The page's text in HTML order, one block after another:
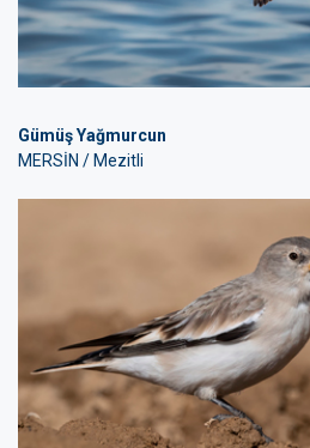
Gümüş Yağmurcun
MERSİN / Mezitli